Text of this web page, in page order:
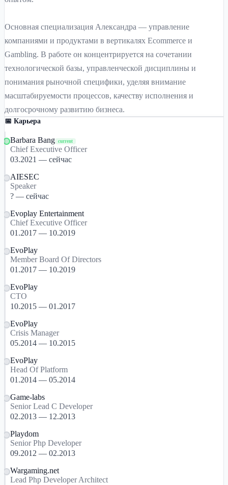
Основная специализация Александра — управление
компаниями и продуктами в вертикалях Ecommerce и
Gambling. В работе он концентрируется на сочетании
технологической базы, управленческой дисциплины и
понимания рыночной специфики, уделяя внимание
масштабируемости процессов, качеству исполнения и
долгосрочному развитию бизнеса.
📅 Карьера
Barbara Bang current
Chief Executive Officer
03.2021 — сейчас
AIESEC
Speaker
? — сейчас
Evoplay Entertainment
Chief Executive Officer
01.2017 — 10.2019
EvoPlay
Member Board Of Directors
01.2017 — 10.2019
EvoPlay
CTO
10.2015 — 01.2017
EvoPlay
Crisis Manager
05.2014 — 10.2015
EvoPlay
Head Of Platform
01.2014 — 05.2014
Game-labs
Senior Lead C Developer
02.2013 — 12.2013
Playdom
Senior Php Developer
09.2012 — 02.2013
Wargaming.net
Lead Php Developer Architect